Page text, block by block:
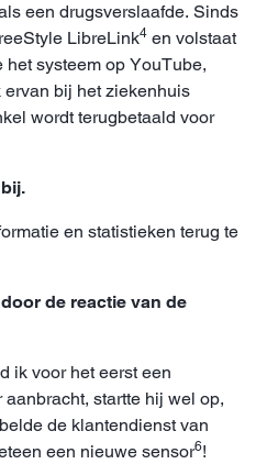
een drugsverslaafde. Sinds
LibreLink4 en volstaat
het systeem op YouTube,
ervan bij het ziekenhuis
wordt terugbetaald voor
en statistieken terug te
de reactie van de
ik voor het eerst een
startte hij wel op,
de klantendienst van
een nieuwe sensor6!